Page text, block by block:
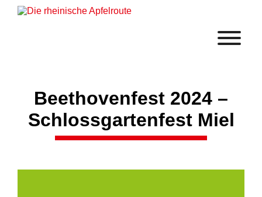
Beethovenfest 2024 –
Schlossgartenfest Miel